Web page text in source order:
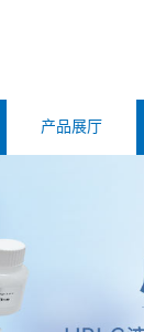
产品展厅